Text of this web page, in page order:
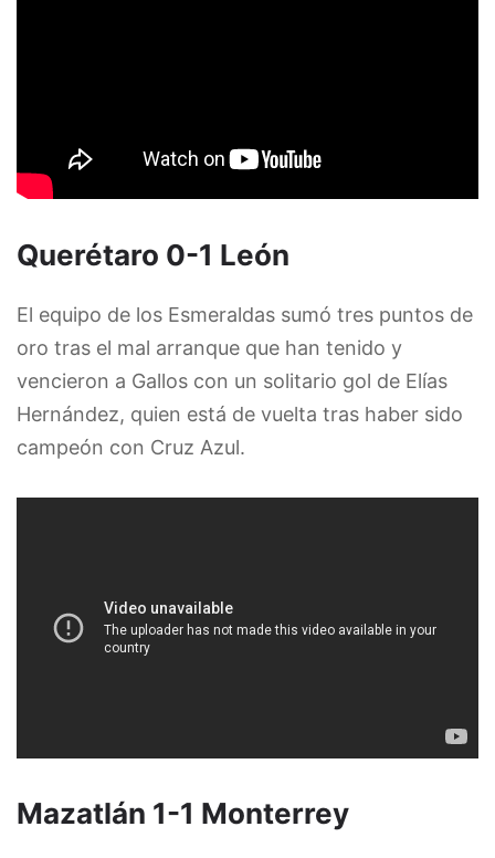
Querétaro 0-1 León
El equipo de los Esmeraldas sumó tres puntos de
oro tras el mal arranque que han tenido y
vencieron a Gallos con un solitario gol de Elías
Hernández, quien está de vuelta tras haber sido
campeón con Cruz Azul.
Mazatlán 1-1 Monterrey